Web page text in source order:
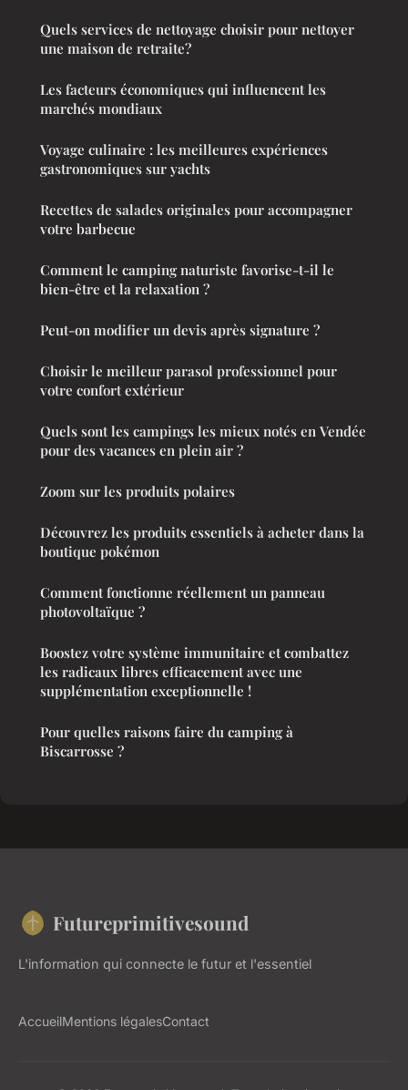
Quels services de nettoyage choisir pour nettoyer
une maison de retraite?
Les facteurs économiques qui influencent les
marchés mondiaux
Voyage culinaire : les meilleures expériences
gastronomiques sur yachts
Recettes de salades originales pour accompagner
votre barbecue
Comment le camping naturiste favorise-t-il le
bien-être et la relaxation ?
Peut-on modifier un devis après signature ?
Choisir le meilleur parasol professionnel pour
votre confort extérieur
Quels sont les campings les mieux notés en Vendée
pour des vacances en plein air ?
Zoom sur les produits polaires
Découvrez les produits essentiels à acheter dans la
boutique pokémon
Comment fonctionne réellement un panneau
photovoltaïque ?
Boostez votre système immunitaire et combattez
les radicaux libres efficacement avec une
supplémentation exceptionnelle !
Pour quelles raisons faire du camping à
Biscarrosse ?
Futureprimitivesound
L'information qui connecte le futur et l'essentiel
AccueilMentions légalesContact